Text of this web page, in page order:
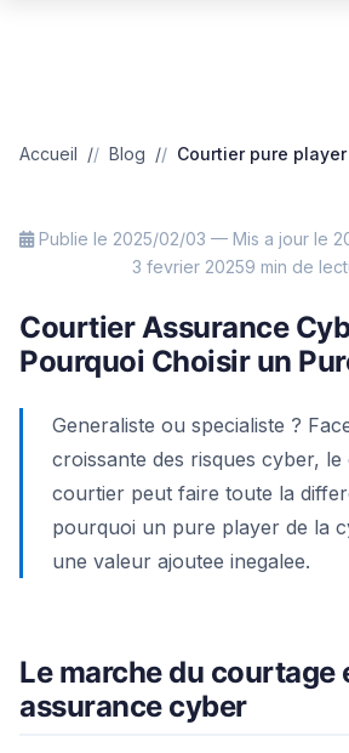
Accueil Blog Courtier pure
Publie le 2025/02/03 — Mis a jour le
3 fevrier 20259 min de
Courtier Assurance
Pourquoi Choisir un
Generaliste ou specialiste ?
croissante des risques cyber,
courtier peut faire toute la
pourquoi un pure player de la
une valeur ajoutee inegalee.
Le marche du courtage
assurance cyber